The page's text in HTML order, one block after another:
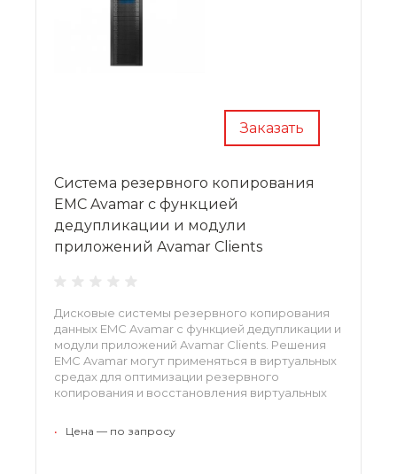
Заказать
Система резервного копирования
EMC Avamar с функцией
дедупликации и модули
приложений Avamar Clients
Дисковые системы резервного копирования
данных EMC Avamar с функцией дедупликации и
модули приложений Avamar Clients. Решения
EMC Avamar могут применяться в виртуальных
средах для оптимизации резервного
копирования и восстановления виртуальных
vCenter, VMware vStorage API и Microsoft Hyper-
• Цена — по запросу